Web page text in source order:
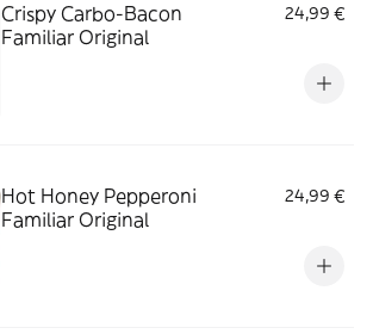
Crispy Carbo-Bacon
Familiar Original
24,99 €
Hot Honey Pepperoni
Familiar Original
24,99 €